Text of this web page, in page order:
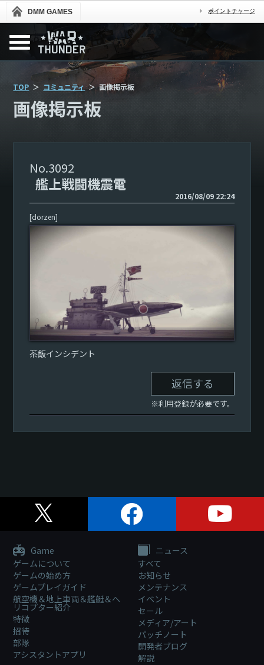
DMM GAMES ポイントチャージ
TOP コミュニティ 画像掲示板
画像掲示板
3092
艦上戦闘機震電
2016/08/09 22:24
[dorzen]
茶飯インシデント
返信する
※利用登録が必要です。
Game
ゲームについて
ゲームの始め方
ゲームプレイガイド
航空機＆地上車両＆艦艇＆ヘ
リコプター紹介
特徴
招待
部隊
アシスタントアプリ
ニュース
すべて
お知らせ
メンテナンス
イベント
セール
メディア/アート
パッチノート
開発者ブログ
解説